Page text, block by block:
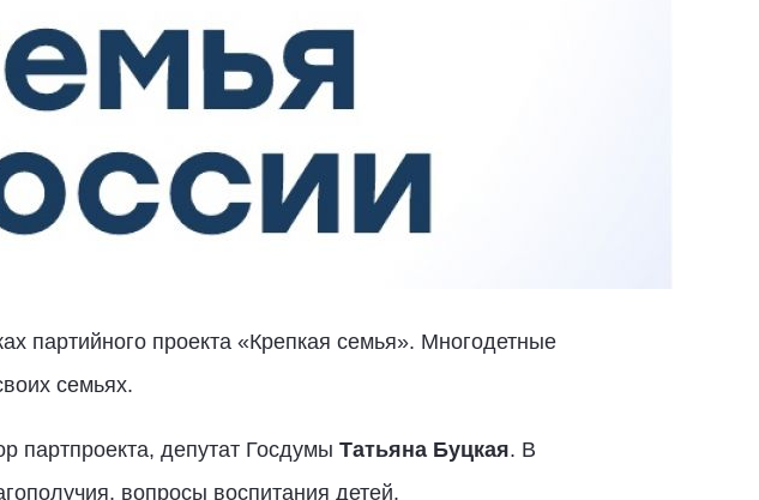
партийного проекта «Крепкая семья». Многодетные
семьях.
партпроекта, депутат Госдумы Татьяна Буцкая. В
вопросы воспитания детей.